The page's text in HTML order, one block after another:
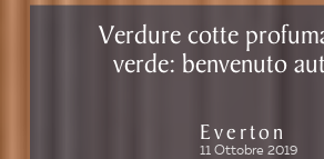
Verdure cotte
verde: benvenuto
Everton
11 Ottobre 2019